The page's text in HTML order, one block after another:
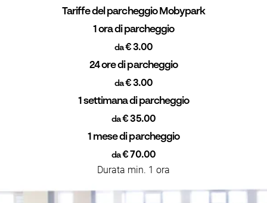
Tariffe del parcheggio Mobypark
1 ora di parcheggio
da€ 3.00
24 ore di parcheggio
da€ 3.00
1 settimana di parcheggio
da€ 35.00
1 mese di parcheggio
da€ 70.00
Durata min. 1 ora